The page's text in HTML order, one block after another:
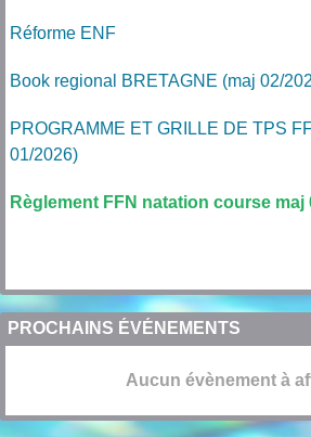
Réforme ENF
Book regional BRETAGNE (maj 02/
PROGRAMME ET GRILLE DE TPS
01/2026)
Règlement FFN natation course maj
PROCHAINS ÉVÉNEMENTS
Aucun évènement à